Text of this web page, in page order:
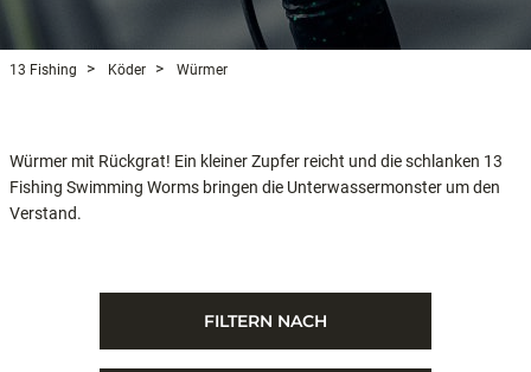
13 Fishing Köder Würmer
Würmer mit Rückgrat! Ein kleiner Zupfer reicht und die schlanken 13
Fishing Swimming Worms bringen die Unterwassermonster um den
Verstand.
FILTERN NACH